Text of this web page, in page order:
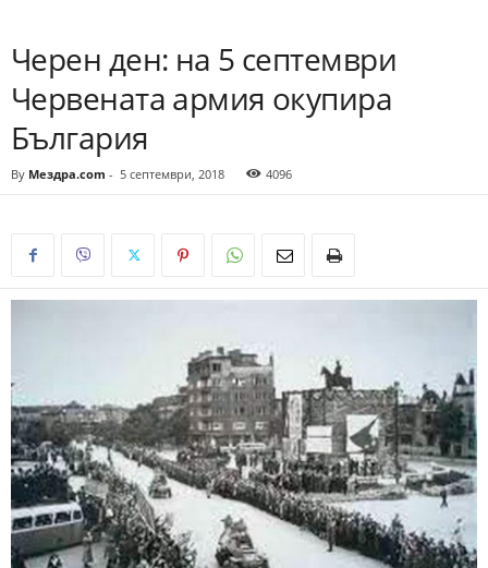
Черен ден: на 5 септември
Червената армия окупира
България
By Мездра.com - 5 септември, 2018 4096